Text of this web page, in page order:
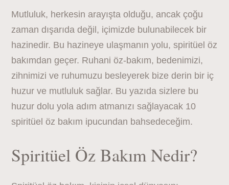
Mutluluk, herkesin arayışta olduğu, ancak çoğu
zaman dışarıda değil, içimizde bulunabilecek bir
hazinedir. Bu hazineye ulaşmanın yolu, spiritüel öz
bakımdan geçer. Ruhani öz-bakım, bedenimizi,
zihnimizi ve ruhumuzu besleyerek bize derin bir iç
huzur ve mutluluk sağlar. Bu yazıda sizlere bu
huzur dolu yola adım atmanızı sağlayacak 10
spiritüel öz bakım ipucundan bahsedeceğim.
Spiritüel Öz Bakım Nedir?